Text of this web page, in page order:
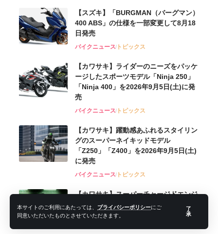
本サイトのご利用にあたっては、 プライバシーポリシーにご
同意いただいたものとさせていただきます。
了
承
【スズキ】「BURGMAN（バーグマン）
400 ABS」の仕様を一部変更して8月18
日発売
バイクニューストピックス
【カワサキ】ライダーのニーズをパッケ
ージしたスポーツモデル「Ninja 250」
「Ninja 400」を2026年9月5日(土)に発
売
バイクニューストピックス
【カワサキ】躍動感あふれるスタイリン
グのスーパーネイキッドモデル
「Z250」「Z400」を2026年9月5日(土)
に発売
バイクニューストピックス
【カワサキ】スーパーチャージドエンジ
ンによるパフォーマンスと、上質なライ
ディングフィールを高次元で両立する